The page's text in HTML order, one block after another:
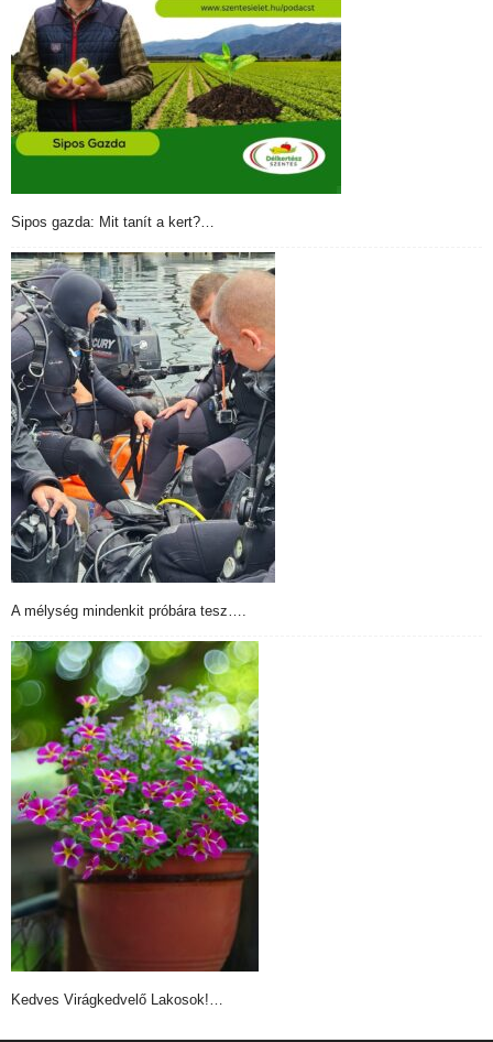
Sipos gazda: Mit tanít a kert?…
A mélység mindenkit próbára tesz….
Kedves Virágkedvelő Lakosok!…